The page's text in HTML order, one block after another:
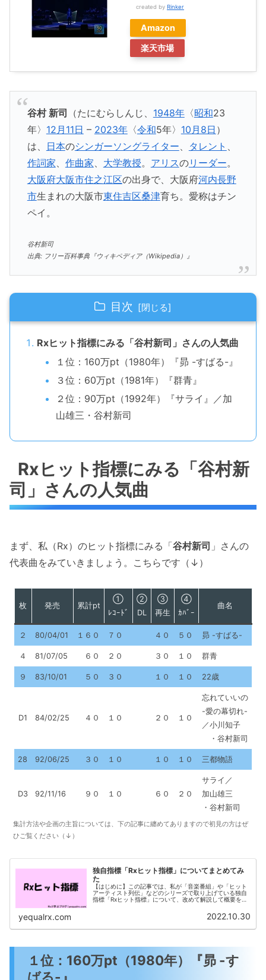
created by Rinker
Amazon
楽天市場
谷村 新司 （たにむらしんじ、 1948年〈昭和23
年〉 12月11日 – 2023年〈令和5年〉 10月8日 ）
は、
日本のシンガーソングライター、 タレント 、
作詞家、 作曲家、 大学教授。 アリスのリーダー。
大阪府大阪市住之江区の出身で、大阪府河内長野
市生まれの大阪市東住吉区桑津育ち。愛称はチン
ペイ。
谷村新司
出典: フリー百科事典『ウィキペディア（Wikipedia）』
目次
Rxヒット指標にみる「谷村新司」さんの人気曲
１位：160万pt（1980年）『昴 -すばる-』
３位：60万pt（1981年）『群青』
２位：90万pt（1992年）『サライ』／加
山雄三・谷村新司
Rxヒット指標にみる「谷村新
司」さんの人気曲
まず、私（Rx）のヒット指標にみる「谷村新司 」さんの
代表曲をみていきましょう。こちらです（↓）
枚 発売 累計pt
①
ﾚｺｰﾄﾞ
②
DL
③
再生
④
ｶﾊﾞｰ
曲名
２ 80/04/01 １６０ ７０ ４０ ５０ 昴 -すばる-
４ 81/07/05 ６０ ２０ ３０ １０ 群青
９ 83/10/01 ５０ ３０ １０ １０ 22歳
D1 84/02/25 ４０ １０ ２０ １０
忘れていいの
-愛の幕切れ-
／小川知子
・谷村新司
28 92/06/25 ３０ １０ １０ １０ 三都物語
D3 92/11/16 ９０ １０ ６０ ２０
サライ／
加山雄三
・谷村新司
集計方法や企画の主旨については、下の記事に纏めてありますので初見の方はぜ
ひご覧ください（↓）
独自指標「Rxヒット指標」についてまとめてみ
た
【はじめに】この記事では、私が「音楽番組」や「ヒット
アーティスト列伝」などのシリーズで取り上げている独自
指標「Rxヒット指標」について、改めて解説して概要を可
yequalrx.com 2022.10.30
１位：160万pt（1980年）『昴 -す
ばる-』